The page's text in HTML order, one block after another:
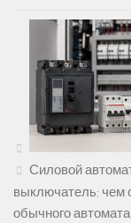
Силовой
выключатель: чем
обычного автомата